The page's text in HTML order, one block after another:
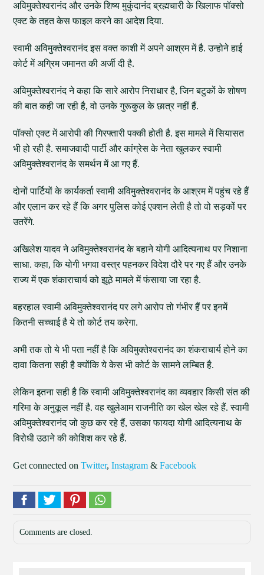
अविमुक्तेश्वरानंद और उनके शिष्य मुकुंदानंद ब्रह्मचारी के खिलाफ पॉक्सो
एक्ट के तहत केस फाइल करने का आदेश दिया.
स्वामी अविमुक्तेश्वरानंद इस वक्त काशी में अपने आश्रम में है. उन्होने हाई
कोर्ट में अग्रिम जमानत की अर्जी दी है.
अविमुक्तेश्वरानंद ने कहा कि सारे आरोप निराधार है, जिन बटुकों के शोषण
की बात कही जा रही है, वो उनके गुरूकुल के छात्र नहीं हैं.
पॉक्सो एक्ट में आरोपी की गिरफ्तारी पक्की होती है. इस मामले में सियासत
भी हो रही है. समाजवादी पार्टी और कांग्रेस के नेता खुलकर स्वामी
अविमुक्तेश्वरानंद के समर्थन में आ गए हैं.
दोनों पार्टियों के कार्यकर्ता स्वामी अविमुक्तेश्वरानंद के आश्रम में पहुंच रहे हैं
और एलान कर रहे हैं कि अगर पुलिस कोई एक्शन लेती है तो वो सड़कों पर
उतरेंगे.
अखिलेश यादव ने अविमुक्तेश्वरानंद के बहाने योगी आदित्यनाथ पर निशाना
साधा. कहा, कि योगी भगवा वस्त्र पहनकर विदेश दौरे पर गए हैं और उनके
राज्य में एक शंकाराचार्य को झूठे मामले में फंसाया जा रहा है.
बहरहाल स्वामी अविमुक्तेश्वरानंद पर लगे आरोप तो गंभीर हैं पर इनमें
कितनी सच्चाई है ये तो कोर्ट तय करेगा.
अभी तक तो ये भी पता नहीं है कि अविमुक्तेश्वरानंद का शंकराचार्य होने का
दावा कितना सही है क्योंकि ये केस भी कोर्ट के सामने लम्बित है.
लेकिन इतना सही है कि स्वामी अविमुक्तेश्वरानंद का व्यवहार किसी संत की
गरिमा के अनुकूल नहीं है. वह खुलेआम राजनीति का खेल खेल रहे हैं. स्वामी
अविमुक्तेश्वरानंद जो कुछ कर रहे हैं, उसका फायदा योगी आदित्यनाथ के
विरोधी उठाने की कोशिश कर रहे हैं.
Get connected onTwitter,Instagram &Facebook
Comments are closed.